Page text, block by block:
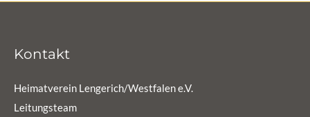
Kontakt
Heimatverein Lengerich/Westfalen e.V.
Leitungsteam